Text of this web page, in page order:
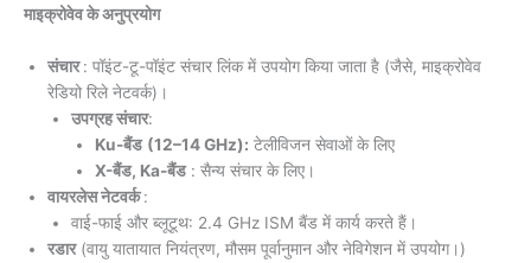
माइक्रोवेव के अनुप्रयोग
संचार: पॉइंट-टू-पॉइंट संचार लिंक में उपयोग किया जाता है (जैसे, माइक्रोवेव
रेडियो रिले नेटवर्क)।
उपग्रह संचार:
Ku-बैंड (12–14 GHz): टेलीविजन सेवाओं के लिए
X-बैंड, Ka-बैंड: सैन्य संचार के लिए।
वायरलेस नेटवर्क:
वाई-फाई और ब्लूटूथ: 2.4 GHz ISM बैंड में कार्य करते हैं।
रडार(वायु यातायात नियंत्रण, मौसम पूर्वानुमान और नेविगेशन में उपयोग।)